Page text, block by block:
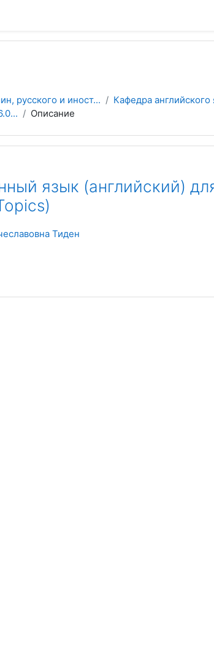
русского и иност...
Кафедра
Описание
язык (английский)
Тиден